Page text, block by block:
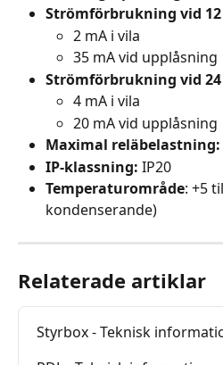
Strömförbrukning vid 12
2 mA i vila
35 mA vid upplåsning
Strömförbrukning vid 24
4 mA i vila
20 mA vid upplåsning
Maximal reläbelastning:
IP-klassning: IP20
Temperaturområde: +5
kondenserande)
Relaterade artiklar
Styrbox - Teknisk